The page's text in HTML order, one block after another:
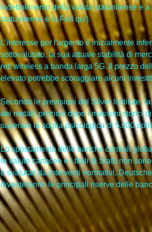
indebolimento della valuta statunitense e
statunitense e la Fed qui).
L'interesse per l'argento è inizialmente
sottovalutato, la sua attuale stabilità di
reti wireless a banda larga 5G. Il prezzo
elevato potrebbe scoraggiare alcuni
Secondo le previsioni del Silver Institute,
dei metalli preziosi dopo i massimi storici
superare la soglia psicologica di 5.000
Lo spostamento delle banche centrali
le valute cartacee e i titoli di Stato non
o svalutati da interventi normativi.
diventeranno le principali riserve delle